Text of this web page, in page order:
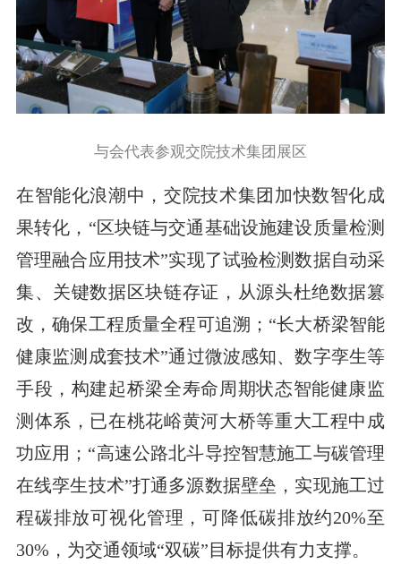
与会代表参观交院技术集团展区
在智能化浪潮中，交院技术集团加快数智化成
果转化，“区块链与交通基础设施建设质量检测
管理融合应用技术”实现了试验检测数据自动采
集、关键数据区块链存证，从源头杜绝数据篡
改，确保工程质量全程可追溯；“长大桥梁智能
健康监测成套技术”通过微波感知、数字孪生等
手段，构建起桥梁全寿命周期状态智能健康监
测体系，已在桃花峪黄河大桥等重大工程中成
功应用；“高速公路北斗导控智慧施工与碳管理
在线孪生技术”打通多源数据壁垒，实现施工过
程碳排放可视化管理，可降低碳排放约20%至
30%，为交通领域“双碳”目标提供有力支撑。